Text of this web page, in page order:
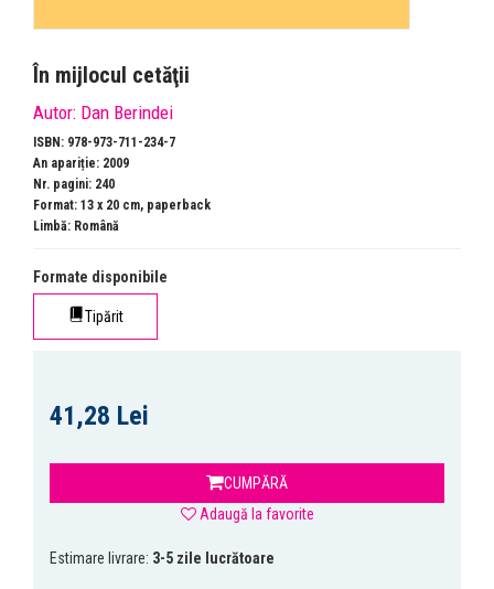
În mijlocul cetăţii
Autor: Dan Berindei
ISBN: 978-973-711-234-7
An apariție: 2009
Nr. pagini: 240
Format: 13 x 20 cm, paperback
Limbă: Română
Formate disponibile
Tipărit
41,28 Lei
CUMPĂRĂ
Adaugă la favorite
Estimare livrare: 3-5 zile lucrătoare